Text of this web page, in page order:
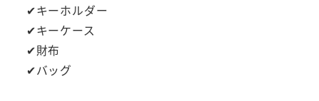
✔キーホルダー
✔キーケース
✔財布
✔バッグ